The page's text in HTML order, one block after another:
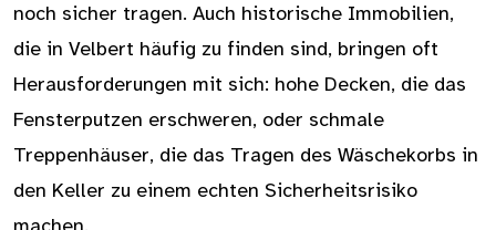
noch sicher tragen. Auch historische Immobilien,
die in Velbert häufig zu finden sind, bringen oft
Herausforderungen mit sich: hohe Decken, die das
Fensterputzen erschweren, oder schmale
Treppenhäuser, die das Tragen des Wäschekorbs in
den Keller zu einem echten Sicherheitsrisiko